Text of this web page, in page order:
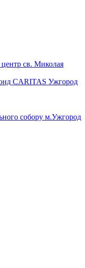
св. Миколая
CARITAS Ужгород
собору м.Ужгород